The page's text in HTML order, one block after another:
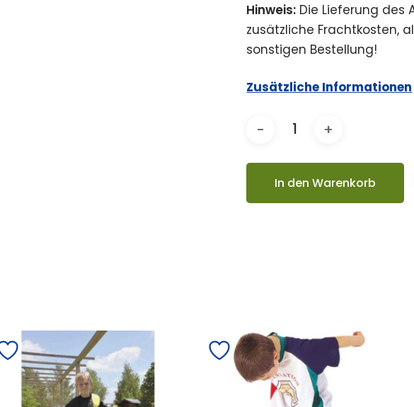
Hinweis: Die Lieferung des
zusätzliche Frachtkosten,
sonstigen Bestellung!
Zusätzliche Informationen
In den Warenkorb